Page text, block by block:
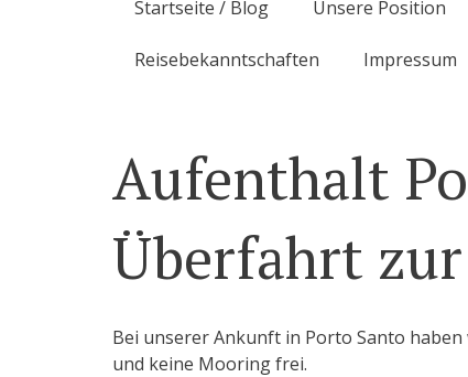
Skip
to
Startseite / Blog Unsere Position
Reisebekanntschaften Impressum
Aufenthalt
Überfahrt
Bei unserer Ankunft in Porto Santo haben
und keine Mooring frei.